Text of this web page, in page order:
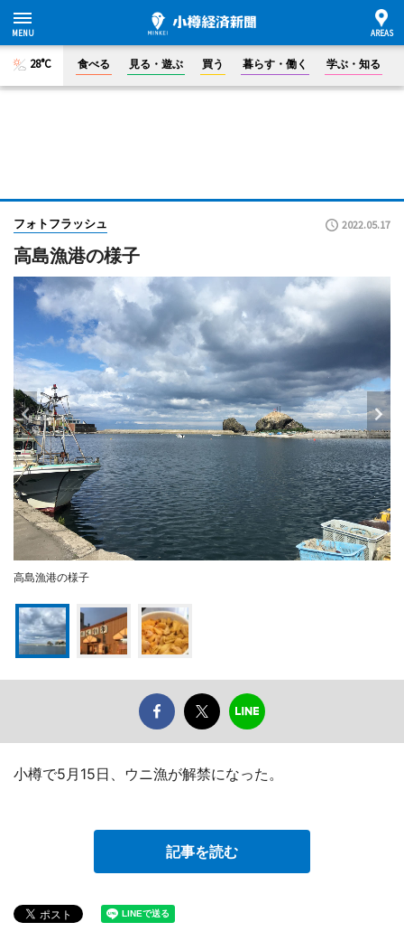
28°C 食べる 見る・遊ぶ 買う 暮らす・働く 学ぶ・知る
フォトフラッシュ 2022.05.17
高島漁港の様子
高島漁港の様子
小樽で5月15日、ウニ漁が解禁になった。
記事を読む